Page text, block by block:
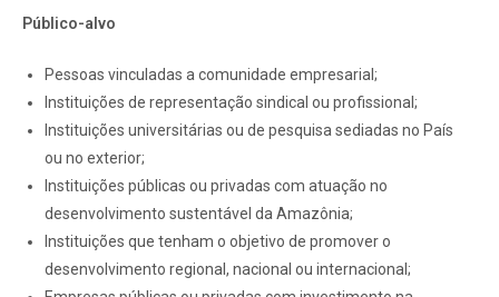
Público-alvo
Pessoas vinculadas a comunidade empresarial;
Instituições de representação sindical ou profissional;
Instituições universitárias ou de pesquisa sediadas no País
ou no exterior;
Instituições públicas ou privadas com atuação no
desenvolvimento sustentável da Amazônia;
Instituições que tenham o objetivo de promover o
desenvolvimento regional, nacional ou internacional;